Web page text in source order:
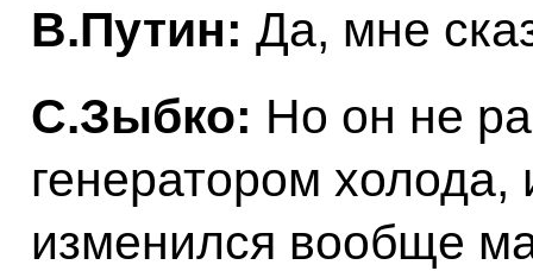
В.Путин: Да, мне
С.Зыбко: Но он не
генератором холода,
изменился вообще